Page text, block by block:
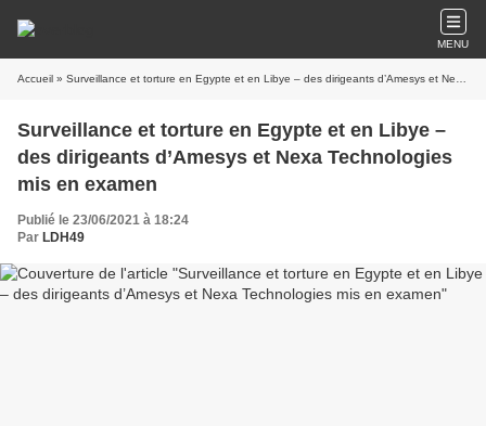
MENU
Accueil » Surveillance et torture en Egypte et en Libye – des dirigeants d’Amesys et Nexa Technologies mis en examen
Surveillance et torture en Egypte et en Libye –
des dirigeants d’Amesys et Nexa Technologies
mis en examen
Publié le 23/06/2021 à 18:24
Par LDH49